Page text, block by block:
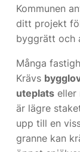
Kommunen
ditt projekt
byggrätt och
Många
Krävs
uteplats eller
är lägre
upp till en
granne kan